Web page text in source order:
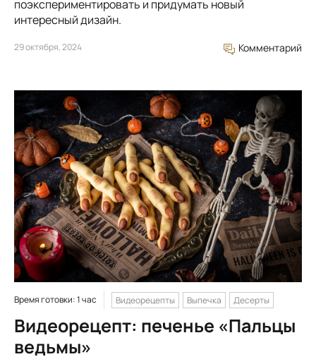
поэкспериментировать и придумать новый
интересный дизайн.
29 октября, 2024 Комментарий
Время готовки: 1 час Видеорецепты Выпечка Десерты
Видеорецепт: печенье «Пальцы
ведьмы»